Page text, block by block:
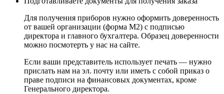
Для получения приборов нужно оформить доверенность
от вашей организации (форма М2) с подписью
директора и главного бухгалтера. Образец доверенности
можно посмотерть у нас на сайте.
Если ваши представитель использует печать — нужно
прислать нам на эл. почту или иметь с собой приказ о
праве подписи на финансовых документах, кроме
Генерального директора.